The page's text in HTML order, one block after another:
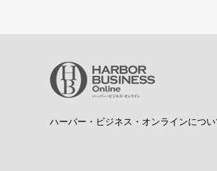
ハーバー・ビジネス・オンラインについ